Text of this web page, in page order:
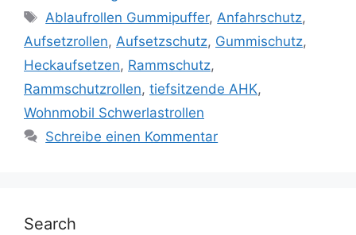
Schlagwörter
Ablaufrollen Gummipuffer,Anfahrschutz,
Aufsetzrollen, Aufsetzschutz, Gummischutz,
Heckaufsetzen, Rammschutz,
Rammschutzrollen, tiefsitzende AHK,
Wohnmobil Schwerlastrollen
Schreibe einen Kommentar
Search